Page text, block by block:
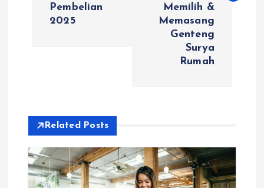
g
a
Pembelian
2025
Memilih &
Memasang
Genteng
Surya
Rumah
Related Posts